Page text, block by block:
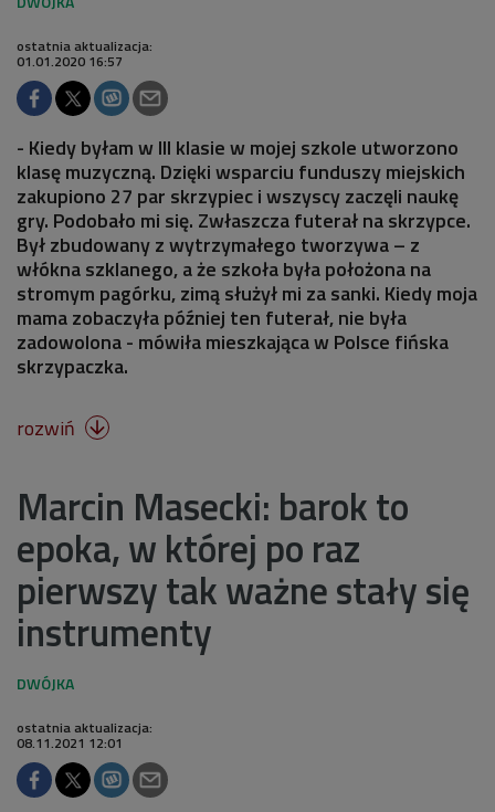
ostatnia aktualizacja:
01.01.2020 16:57
- Kiedy byłam w III klasie w mojej szkole utworzono
klasę muzyczną. Dzięki wsparciu funduszy miejskich
zakupiono 27 par skrzypiec i wszyscy zaczęli naukę
gry. Podobało mi się. Zwłaszcza futerał na skrzypce.
Był zbudowany z wytrzymałego tworzywa – z
włókna szklanego, a że szkoła była położona na
stromym pagórku, zimą służył mi za sanki. Kiedy moja
mama zobaczyła później ten futerał, nie była
zadowolona - mówiła mieszkająca w Polsce fińska
skrzypaczka.
rozwiń 
Marcin Masecki: barok to
epoka, w której po raz
pierwszy tak ważne stały się
instrumenty
ostatnia aktualizacja:
08.11.2021 12:01